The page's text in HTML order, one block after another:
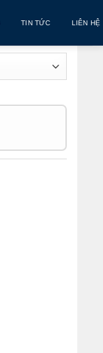
TIN TỨC LIÊN HỆ